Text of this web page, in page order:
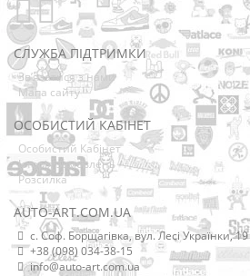
СЛУЖБА ПІДТРИМКИ
Зв’язатися з нами
Мапа сайту
ОСОБИСТИЙ КАБІНЕТ
Особистий Кабінет
Історія замовлень
Розсилка
AUTO-ART.COM.UA
с. Соф. Борщагівка, вул. Лесі Українки, 19
+38 (098) 034-38-15
info@auto-art.com.ua